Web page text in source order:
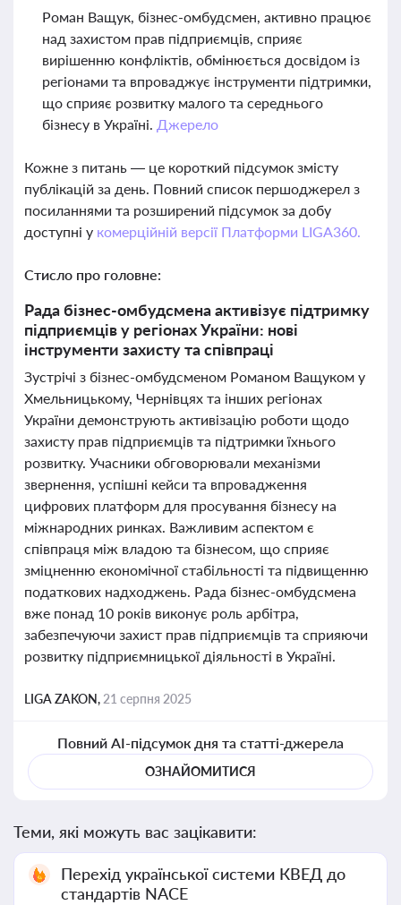
Роман Ващук, бізнес-омбудсмен, активно працює
над захистом прав підприємців, сприяє
вирішенню конфліктів, обмінюється досвідом із
регіонами та впроваджує інструменти підтримки,
що сприяє розвитку малого та середнього
бізнесу в Україні. Джерело
Кожне з питань — це короткий підсумок змісту
публікацій за день. Повний список першоджерел з
посиланнями та розширений підсумок за добу
доступні у комерційній версії Платформи LIGA360.
Стисло про головне:
Рада бізнес-омбудсмена активізує підтримку
підприємців у регіонах України: нові
інструменти захисту та співпраці
Зустрічі з бізнес-омбудсменом Романом Ващуком у
Хмельницькому, Чернівцях та інших регіонах
України демонструють активізацію роботи щодо
захисту прав підприємців та підтримки їхнього
розвитку. Учасники обговорювали механізми
звернення, успішні кейси та впровадження
цифрових платформ для просування бізнесу на
міжнародних ринках. Важливим аспектом є
співпраця між владою та бізнесом, що сприяє
зміцненню економічної стабільності та підвищенню
податкових надходжень. Рада бізнес-омбудсмена
вже понад 10 років виконує роль арбітра,
забезпечуючи захист прав підприємців та сприяючи
розвитку підприємницької діяльності в Україні.
LIGA ZAKON, 21 серпня 2025
Повний AI-підсумок дня та статті-джерела
ОЗНАЙОМИТИСЯ
Теми, які можуть вас зацікавити:
Перехід української системи КВЕД до
стандартів NACE